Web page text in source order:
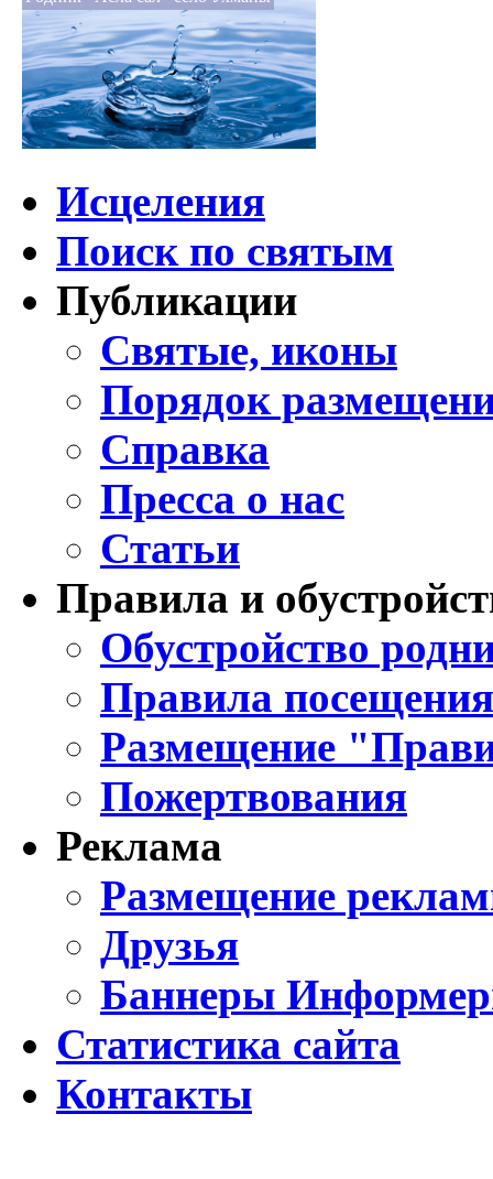
Исцеления
Поиск по святым
Публикации
Святые, иконы
Порядок
Справка
Пресса о нас
Статьи
Правила и
Обустройство
Правила
Размещение
Пожертвования
Реклама
Размещение
Друзья
Баннеры
Статистика сайта
Контакты